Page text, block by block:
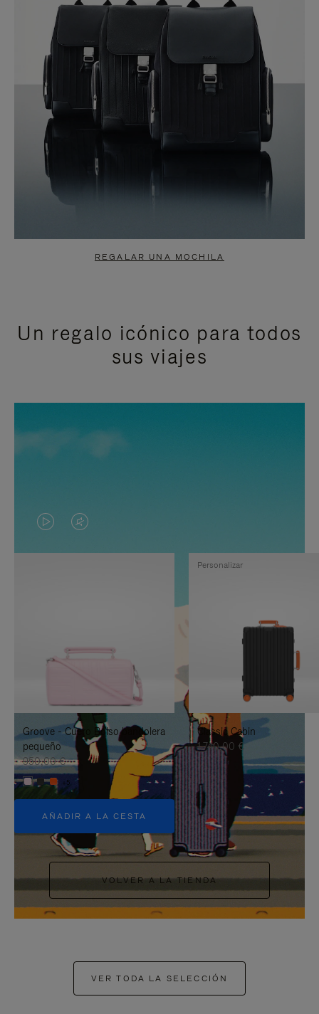
REGALAR UNA MOCHILA
Un regalo icónico para todos
sus viajes
EL
VÍDEO
PULSE
PAUSARLO.
EL
SONIDO
DESACTIVADO:
PULSE
PARA
ACTIVARLO.
Groove - Cuero Bolso bandolera
pequeño
950,00 €
+5
AÑADIR A LA CESTA
Classic Cabin
1.740,00 €
Personalizar
VOLVER A LA TIENDA
VER TODA LA SELECCIÓN